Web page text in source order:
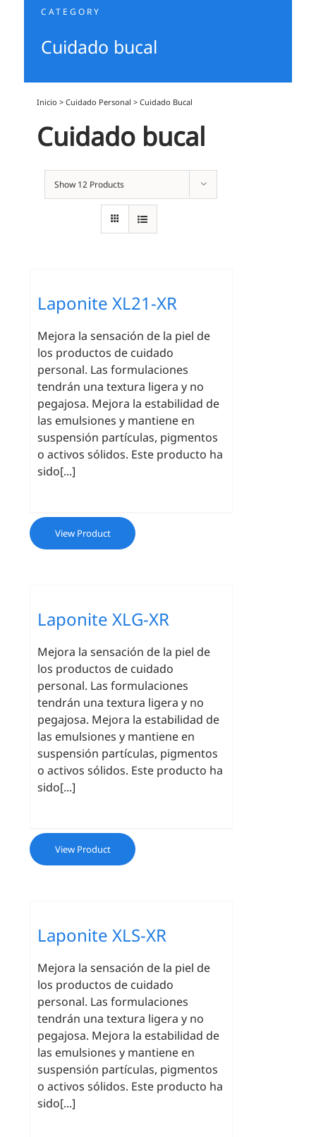
CATEGORY
Cuidado bucal
Inicio >Cuidado Personal >Cuidado Bucal
Cuidado bucal
Show 12 Products
Laponite XL21-XR
Mejora la sensación de la piel de
los productos de cuidado
personal. Las formulaciones
tendrán una textura ligera y no
pegajosa. Mejora la estabilidad de
las emulsiones y mantiene en
suspensión partículas, pigmentos
o activos sólidos. Este producto ha
sido[...]
View Product
Laponite XLG-XR
Mejora la sensación de la piel de
los productos de cuidado
personal. Las formulaciones
tendrán una textura ligera y no
pegajosa. Mejora la estabilidad de
las emulsiones y mantiene en
suspensión partículas, pigmentos
o activos sólidos. Este producto ha
sido[...]
View Product
Laponite XLS-XR
Mejora la sensación de la piel de
los productos de cuidado
personal. Las formulaciones
tendrán una textura ligera y no
pegajosa. Mejora la estabilidad de
las emulsiones y mantiene en
suspensión partículas, pigmentos
o activos sólidos. Este producto ha
sido[...]